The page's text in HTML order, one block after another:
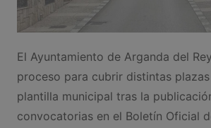
El Ayuntamiento de Arganda del
proceso para cubrir distintas
plantilla municipal tras la
convocatorias en el Boletín Oficial